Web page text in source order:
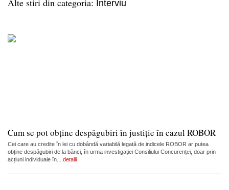
Alte stiri din categoria: Interviu
Cum se pot obține despăgubiri în justiție în cazul ROBOR
Cei care au credite în lei cu dobândă variabilă legată de indicele ROBOR ar putea
obține despăgubiri de la bănci, în urma investigației Consiliului Concurenței, doar prin
acțiuni individuale în... detalii